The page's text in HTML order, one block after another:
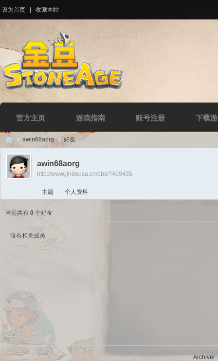
设为首页 收藏本站
官方主页 游戏指南 账号注册 下载
Di ›
awin68aorg 好友
awin68aorg
http://www.jindousa.cn/bbs/?409435
主题 个人资料
当前共有 0 个好友
没有相关成员
Archiver